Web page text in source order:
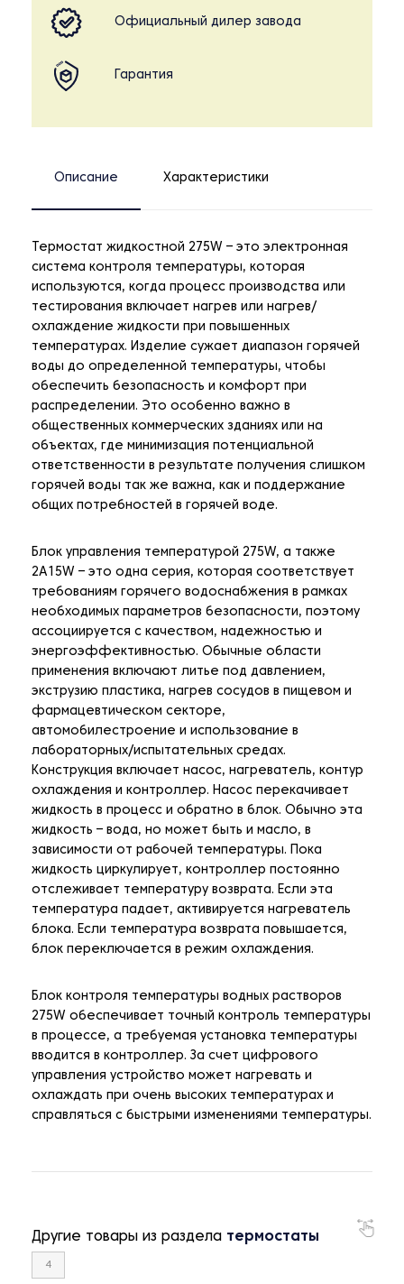
Официальный дилер завода
Гарантия
Описание Характеристики
Термостат жидкостной 275W – это электронная
система контроля температуры, которая
используются, когда процесс производства или
тестирования включает нагрев или нагрев/
охлаждение жидкости при повышенных
температурах. Изделие сужает диапазон горячей
воды до определенной температуры, чтобы
обеспечить безопасность и комфорт при
распределении. Это особенно важно в
общественных коммерческих зданиях или на
объектах, где минимизация потенциальной
ответственности в результате получения слишком
горячей воды так же важна, как и поддержание
общих потребностей в горячей воде.
Блок управления температурой 275W, а также
2A15W – это одна серия, которая соответствует
требованиям горячего водоснабжения в рамках
необходимых параметров безопасности, поэтому
ассоциируется с качеством, надежностью и
энергоэффективностью. Обычные области
применения включают литье под давлением,
экструзию пластика, нагрев сосудов в пищевом и
фармацевтическом секторе,
автомобилестроение и использование в
лабораторных/испытательных средах.
Конструкция включает насос, нагреватель, контур
охлаждения и контроллер. Насос перекачивает
жидкость в процесс и обратно в блок. Обычно эта
жидкость – вода, но может быть и масло, в
зависимости от рабочей температуры. Пока
жидкость циркулирует, контроллер постоянно
отслеживает температуру возврата. Если эта
температура падает, активируется нагреватель
блока. Если температура возврата повышается,
блок переключается в режим охлаждения.
Блок контроля температуры водных растворов
275W обеспечивает точный контроль температуры
в процессе, а требуемая установка температуры
вводится в контроллер. За счет цифрового
управления устройство может нагревать и
охлаждать при очень высоких температурах и
справляться с быстрыми изменениями температуры.
Другие товары из раздела термостаты
4